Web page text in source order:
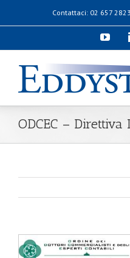
Contattaci: 02 657 2823
ODCEC – Direttiva